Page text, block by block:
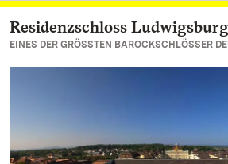
Zum Hauptinhalt springen
Residenzschloss Ludwigsburg
EINES DER GRÖSSTEN BAROCKSCHLÖSSER